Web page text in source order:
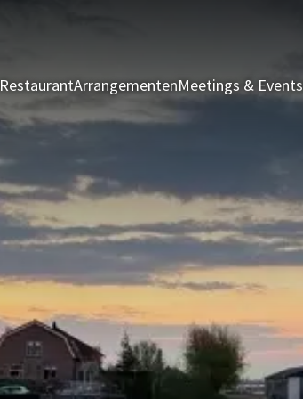
RestaurantArrangementenMeetings & Events